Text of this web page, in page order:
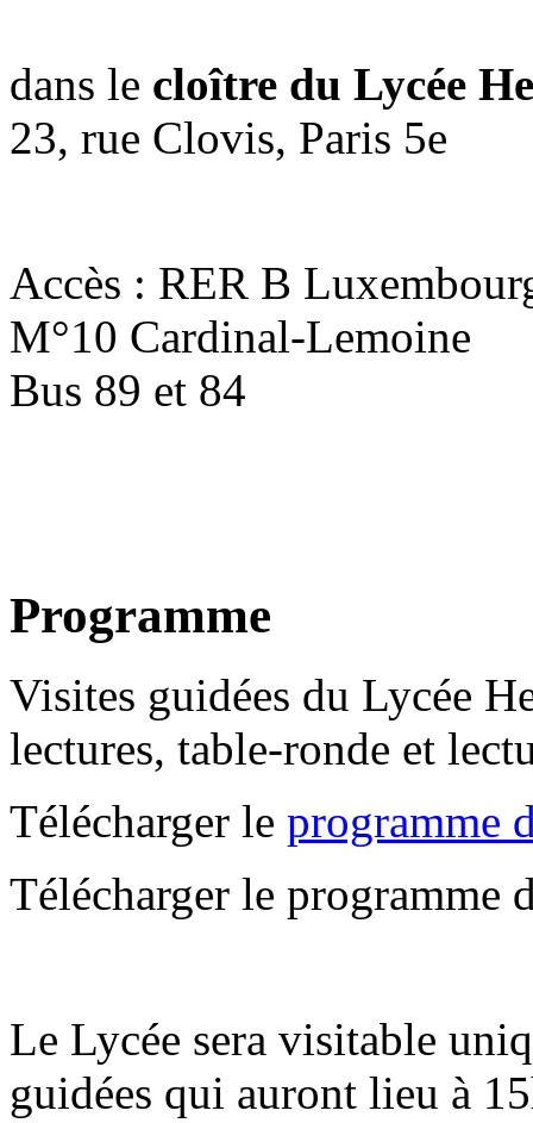
dans le cloître du Lycée
23, rue Clovis, Paris 5e
Accès : RER B
M°10 Cardinal-Lemoine
Bus 89 et 84
Programme
Visites guidées du Lycée
lectures, table-ronde et
Télécharger le programme
Télécharger le programme
Le Lycée sera visitable
guidées qui auront lieu à